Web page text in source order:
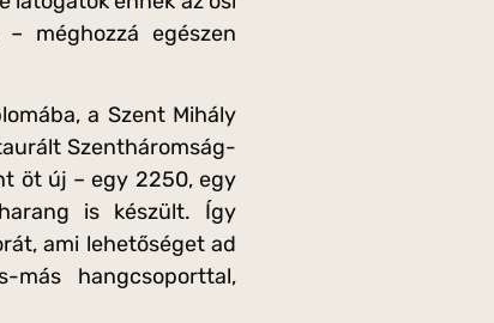
méghozzá egészen
a Szent Mihály
Szentháromság-
öt új – egy 2250, egy
is készült. Így
ami lehetőséget ad
hangcsoporttal,